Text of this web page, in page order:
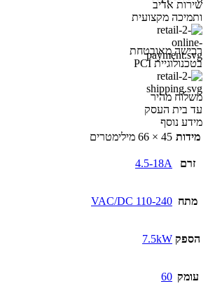
שירות אדיב
ותמיכה מקצועית
רכישה מאובטחת
בטכנולוגיית PCI
משלוח מהיר
עד בית העסק
מידע נוסף
מידות 45 × 66 מילימטרים
זרם 4.5-18A
מתח 110-240 VAC/DC
הספק 7.5kW
עומק 60